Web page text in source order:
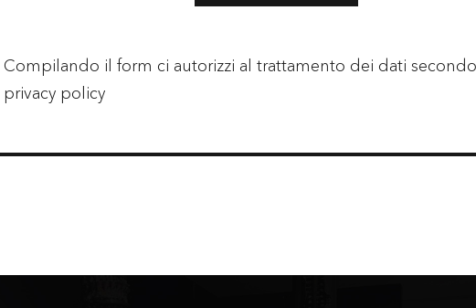
Compilando il form ci autorizzi al trattamento dei dati
privacy policy